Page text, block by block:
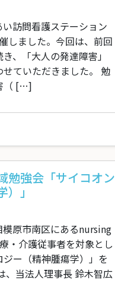
訪問看護ステーション
しました。今回は、前回
、「大人の発達障害」
ていただきました。 勉
（ […]
勉強会「サイコオン
」
原市南区にあるnursing
・介護従事者を対象とし
ー（精神腫瘍学）」を
、当法人理事長 鈴木智広